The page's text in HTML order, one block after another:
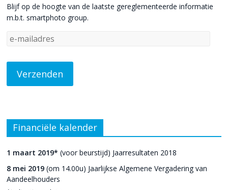
Blijf op de hoogte van de laatste gereglementeerde informatie
m.b.t. smartphoto group.
Financiële kalender
1 maart 2019* (voor beurstijd) Jaarresultaten 2018
8 mei 2019 (om 14.00u) Jaarlijkse Algemene Vergadering van
Aandeelhouders